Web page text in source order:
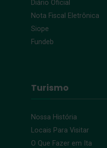
Diário Oficial
Nota Fiscal Eletrônica
Siope
Fundeb
Turismo
Nossa História
Locais Para Visitar
O Que Fazer em Ita